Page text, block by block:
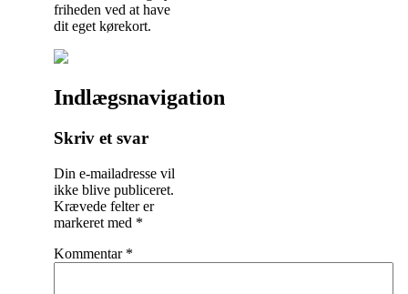
friheden ved at have
dit eget kørekort.
Indlægsnavigation
Skriv et svar
Din e-mailadresse vil
ikke blive publiceret.
Krævede felter er
markeret med *
Kommentar *